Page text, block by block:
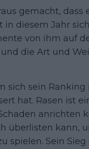
gemacht, dass
diesem Jahr
von ihm auf
die Art und
sich sein
hat. Rasen ist
anrichten
überlisten kann,
spielen. Sein